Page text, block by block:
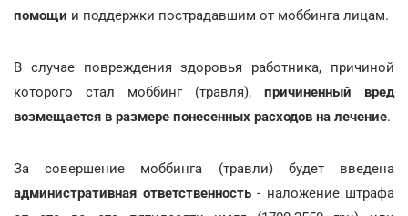
помощи и поддержки пострадавшим от моббинга лицам.
В случае повреждения здоровья работника, причиной
которого стал моббинг (травля), причиненный вред
возмещается в размере понесенных расходов на лечение.
За совершение моббинга (травли) будет введена
административная ответственность- наложение штрафа